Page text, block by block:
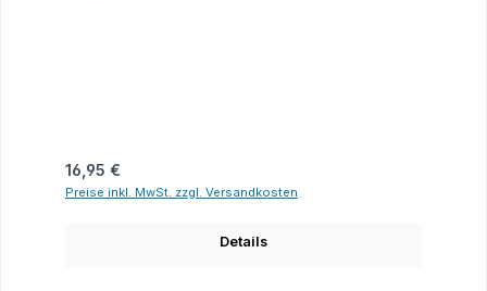
Regulärer Preis:
16,95 €
Preise inkl. MwSt. zzgl. Versandkosten
Details